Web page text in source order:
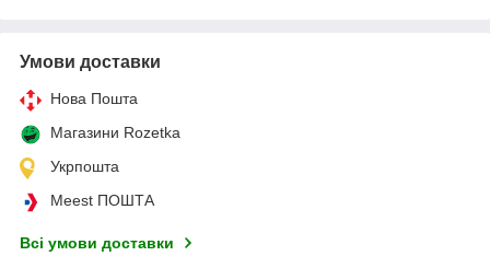
Умови доставки
Нова Пошта
Магазини Rozetka
Укрпошта
Meest ПОШТА
Всі умови доставки